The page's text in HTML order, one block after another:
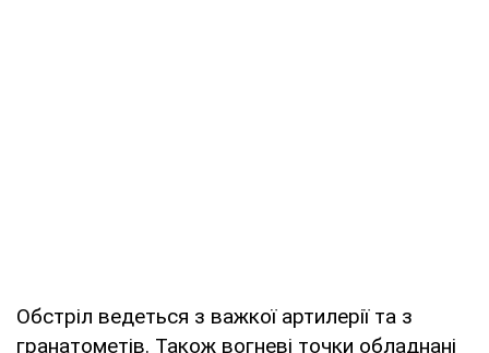
Обстріл ведеться з важкої артилерії та з
гранатометів. Також вогневі точки обладнані